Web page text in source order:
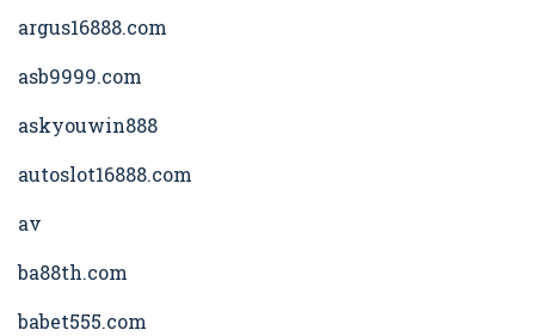
argus16888.com
asb9999.com
askyouwin888
autoslot16888.com
av
ba88th.com
babet555.com